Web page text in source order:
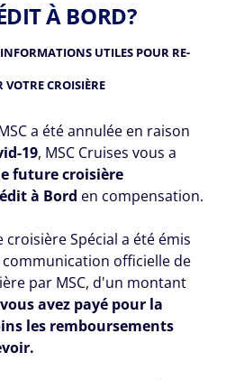
À BORD?
UTILES POUR RE-
VOTRE CROISIÈRE
a été annulée en raison
19, MSC Cruises vous a
future croisière
à Bord en compensation.
Spécial a été émis
officielle de
par MSC, d'un montant
avez payé pour la
les remboursements